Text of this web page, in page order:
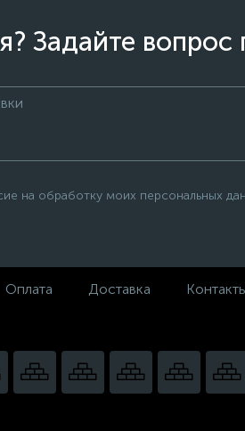
Задайте вопрос
на обработку моих персональных
Оплата Доставка